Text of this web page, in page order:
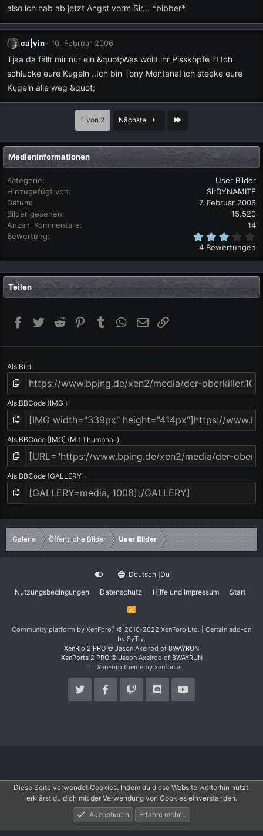
also ich hab ab jetzt Angst vorm Sir... *bibber*
ca|vin 10. Februar 2006
Tjaa da fällt mir nur ein &quot;Was wollt ihr Pissköpfe ?! Ich
schlucke eure Kugeln ..Ich bin Tony Montana! ich stecke eure
Kugeln alle weg &quot;
1 von 2 Nächste Letzte
Medieninformationen
Kategorie
User Bilder
Hinzugefügt von
SirDYNAMITE
Datum
7. Februar 2006
Bilder gesehen
15.520
Anzahl Kommentare
14
Bewertung
0
S
t
e
r
4 Bewertungen
Teilen
Facebook
Twitter Reddit PinterestTumblr WhatsApp
E-Mail
Als Bild
Als BBCode [IMG]
Als BBCode [IMG] (Mit Thumbnail)
Als BBCode [GALLERY]
Galerie Öffentliche Bilder User Bilder
Deutsch [Du]
Nutzungsbedingungen
Datenschutz Hilfe und Impressum Start
R
Community platform by XenForo® © 2010-2022 XenForo Ltd.
Certain add-on
by SyTry.
XenRio 2 PRO © Jason Axelrod of 8WAYRUN
XenPorta 2 PRO© Jason Axelrod of 8WAYRUN
XenForo theme by xenfocus
Aktuelles Anmelden Registrieren
Diese Seite verwendet Cookies. Indem du diese Website weiterhin nutzt,
erklärst du dich mit der Verwendung von Cookies einverstanden.
Akzeptieren
Erfahre mehr…